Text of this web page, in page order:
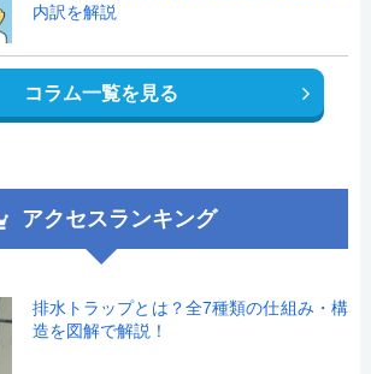
内訳を解説
コラム一覧を見る
アクセスランキング
排水トラップとは？全7種類の仕組み・構
造を図解で解説！